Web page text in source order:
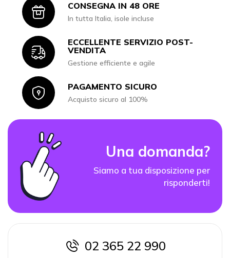
IconCONSEGNA IN 48 ORE
In tutta Italia, isole incluse
Icon
ECCELLENTE SERVIZIO POST-
VENDITA
Gestione efficiente e agile
IconPAGAMENTO SICURO
Acquisto sicuro al 100%
Una domanda?
Siamo a tua disposizione per
risponderti!
icon
02 365 22 990